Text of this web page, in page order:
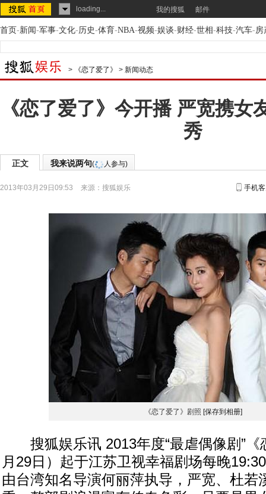
loading... 我的搜狐 邮件
首页-新闻-军事-文化-历史-体育-NBA-视频-娱谈-财经-世相-科技-汽车-房
> 《恋了爱了》 > 新闻动态
《恋了爱了》今开播 严宽携女
秀
正文 我来说两句( 人参与)
2013年03月29日09:53 来源： 搜狐娱乐 手机
《恋了爱了》剧照 [保存到相册]
搜狐娱乐讯 2013年度“最虐偶像剧”《
月29日）起于江苏卫视幸福剧场每晚
由台湾知名导演何丽萍执导，严宽、杜若